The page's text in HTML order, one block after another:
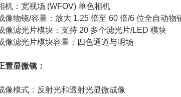
机：宽视场 (WFOV) 单色相机
像物镜/容量：放大 1.25 倍至 60 倍/6 位全自动物
像滤光片模块：支持 20 多个滤光片/LED 模块
像滤光片模块容量：四色通道与明场
置显微镜：
像模式：反射光和透射光显微成像